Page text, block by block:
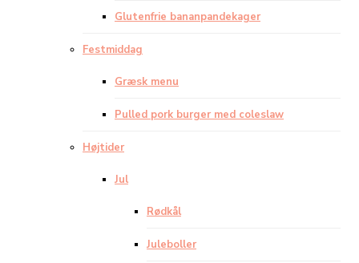
Glutenfrie bananpandekager
Festmiddag
Græsk menu
Pulled pork burger med coleslaw
Højtider
Jul
Rødkål
Juleboller